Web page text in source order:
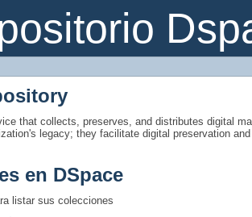
that collects, preserves, and distributes digital
legacy; they facilitate digital preservation
en DSpace
listar sus colecciones